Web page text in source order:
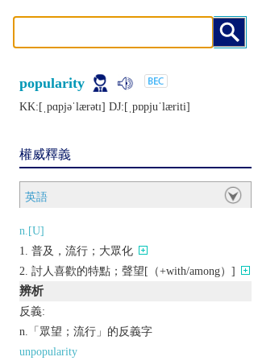
popularity
KK:[ˌpɑpjǝˈlærǝtɪ] DJ:[ˌpɒpjuˈlæriti]
權威釋義
英語
n.[U]
普及，流行；大眾化
討人喜歡的特點；聲望[（+with/among）]
辨析
反義:
n.「眾望；流行」的反義字
unpopularity